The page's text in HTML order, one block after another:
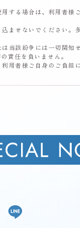
する場合は、利用者様
ませないでください。
当該紛争には一切関知
責任を負いません。
用者様ご自身のご負担に